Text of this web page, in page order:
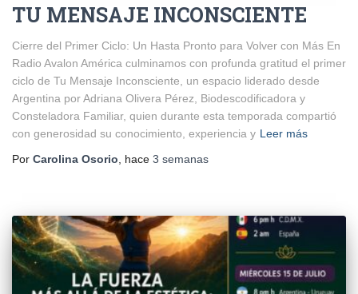
TU MENSAJE INCONSCIENTE
Cierre del Primer Ciclo: Un Hasta Pronto para Volver con Más En
Radio Avalon América culminamos con profunda gratitud el primer
ciclo de Tu Mensaje Inconsciente, un espacio liderado desde
Argentina por Adriana Olivera Pérez, Biodescodificadora y
Consteladora Familiar, quien durante esta temporada compartió
con generosidad su conocimiento, experiencia y Leer más
Por Carolina Osorio , hace 3 semanas